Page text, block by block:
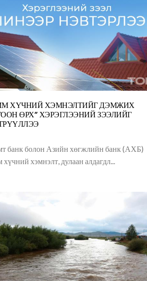
ХҮЧНИЙ ХЭМНЭЛТИЙГ ДЭМЖИХ
ӨРХ” ХЭРЭГЛЭЭНИЙ ЗЭЭЛИЙГ
банк болон Азийн хөгжлийн банк (АХБ)
хүчний хэмнэлт, дулаан алдагдл...